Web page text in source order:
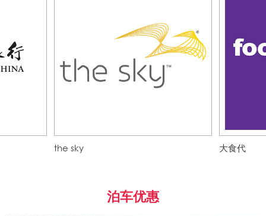
the sky 大食代
泊车优惠